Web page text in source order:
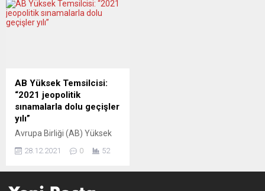
AB Yüksek Temsilcisi:
“2021 jeopolitik
sınamalarla dolu geçişler
yılı”
Avrupa Birliği (AB) Yüksek
2021’in geçişler yılı
28.12.2021 0 52